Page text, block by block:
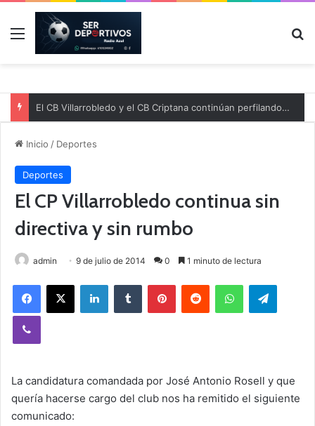
Menú
El CB Villarrobledo y el CB Criptana continúan perfilando sus plantillas
Inicio / Deportes
Deportes
El CP Villarrobledo continua sin
directiva y sin rumbo
admin 9 de julio de 2014 0 1 minuto de lectura
La candidatura comandada por José Antonio Rosell y que
quería hacerse cargo del club nos ha remitido el siguiente
comunicado: